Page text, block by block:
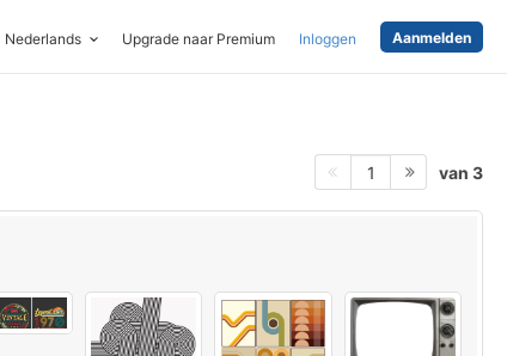
Nederlands Upgrade naar Premium Inloggen Aanmelden
1 van 3